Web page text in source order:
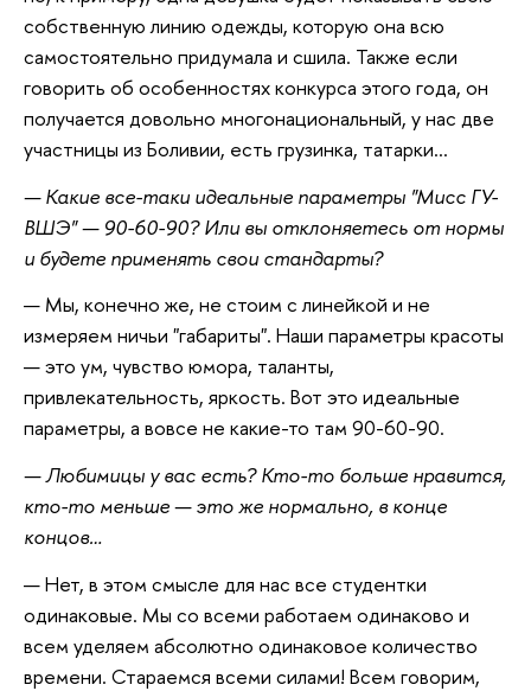
собственную линию одежды, которую она всю
самостоятельно придумала и сшила. Также если
говорить об особенностях конкурса этого года, он
получается довольно многонациональный, у нас две
участницы из Боливии, есть грузинка, татарки…
— Какие все-таки идеальные параметры "Мисс ГУ-
ВШЭ" — 90-60-90? Или вы отклоняетесь от нормы
и будете применять свои стандарты?
— Мы, конечно же, не стоим с линейкой и не
измеряем ничьи "габариты". Наши параметры красоты
— это ум, чувство юмора, таланты,
привлекательность, яркость. Вот это идеальные
параметры, а вовсе не какие-то там 90-60-90.
— Любимицы у вас есть? Кто-то больше нравится,
кто-то меньше — это же нормально, в конце
концов…
— Нет, в этом смысле для нас все студентки
одинаковые. Мы со всеми работаем одинаково и
всем уделяем абсолютно одинаковое количество
времени. Стараемся всеми силами! Всем говорим,